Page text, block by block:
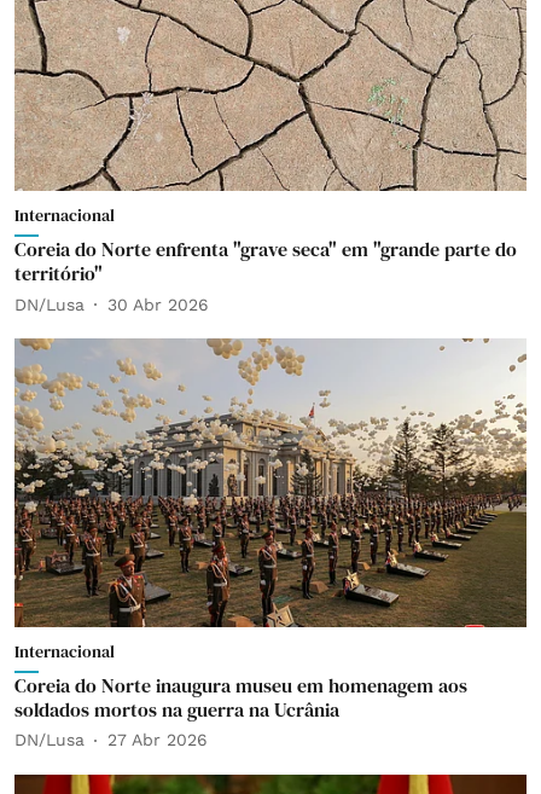
Internacional
Coreia do Norte enfrenta "grave seca" em "grande parte do
território"
DN/Lusa 30 Abr 2026
Internacional
Coreia do Norte inaugura museu em homenagem aos
soldados mortos na guerra na Ucrânia
DN/Lusa 27 Abr 2026